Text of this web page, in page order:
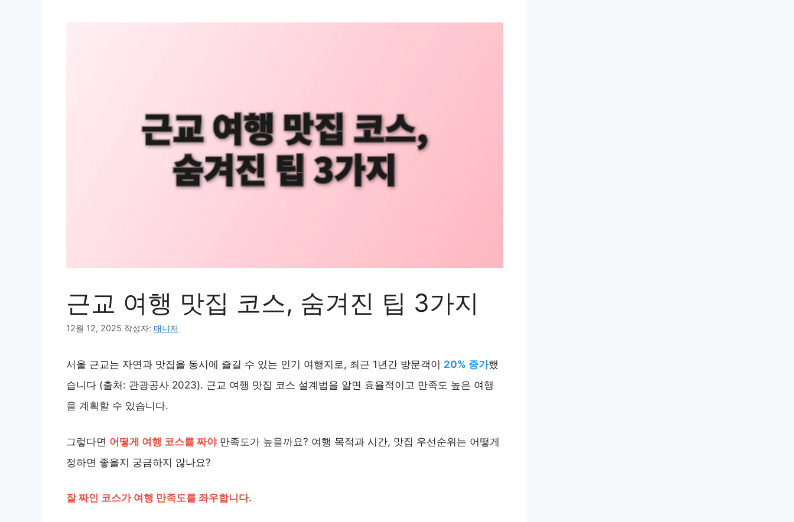
근교 여행 맛집 코스, 숨겨진 팁 3가지
12월 12, 2025 작성자: 매니저
서울 근교는 자연과 맛집을 동시에 즐길 수 있는 인기 여행지로, 최근 1년간 방문객이 20% 증가했
습니다 (출처: 관광공사 2023). 근교 여행 맛집 코스 설계법을 알면 효율적이고 만족도 높은 여행
을 계획할 수 있습니다.
그렇다면 어떻게 여행 코스를 짜야만족도가 높을까요? 여행 목적과 시간, 맛집 우선순위는 어떻게
정하면 좋을지 궁금하지 않나요?
잘 짜인 코스가 여행 만족도를 좌우합니다.